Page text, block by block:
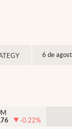
6 de
-0.22%